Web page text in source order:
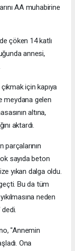
AA muhabirine
çöken 14 katlı
annesi,
için kapıya
meydana gelen
altına,
aktardı.
parçalarının
sayıda beton
yıkan dalga oldu.
Bu da tüm
neden
dedi.
"Annemin
Ona